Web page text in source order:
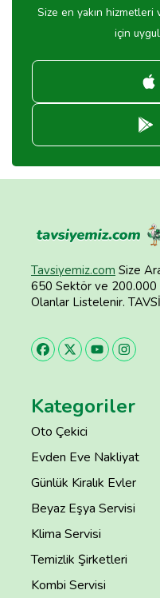
Size en yakın
için
Tavsiyemiz.com Size
650 Sektör ve 200.000
Olanlar Listelenir.
Kategoriler
Oto Çekici
Evden Eve Nakliyat
Günlük Kiralık Evler
Beyaz Eşya Servisi
Klima Servisi
Temizlik Şirketleri
Kombi Servisi